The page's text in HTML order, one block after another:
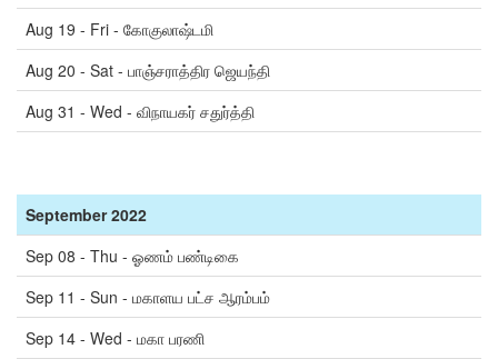
Aug 19 - Fri - கோகுலாஷ்டமி
Aug 20 - Sat - பாஞ்சராத்திர ஜெயந்தி
Aug 31 - Wed - விநாயகர் சதுர்த்தி
September2022
Sep 08 - Thu - ஓணம் பண்டிகை
Sep 11 - Sun - மகாளய பட்ச ஆரம்பம்
Sep 14 - Wed - மகா பரணி